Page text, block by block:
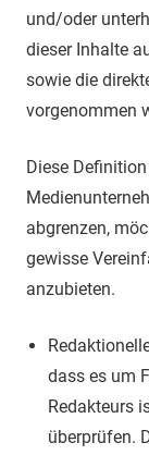
und/oder
dieser Inhalte
sowie die
vorgenommen
Diese
abgrenzen,
gewisse
anzubieten.
dass es um
Redakteurs
überprüfen.